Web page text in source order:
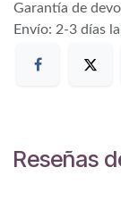
Garantía de
Envío: 2-3 días
Reseñas